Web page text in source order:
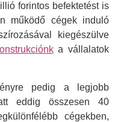
forintos befektetést is
működő cégek induló
kiegészülve
a vállalatok
pedig a legjobb
eddig összesen 40
cégekben,